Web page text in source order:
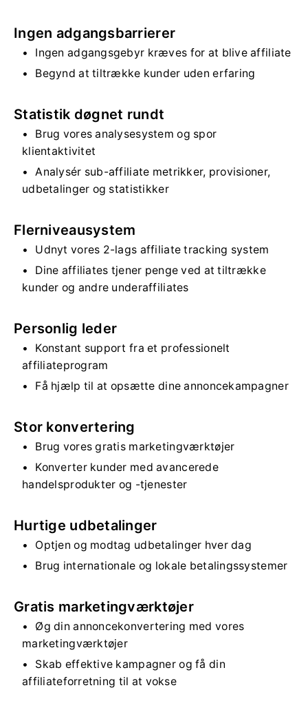
Ingen adgangsbarrierer
Ingen adgangsgebyr kræves for at blive affiliate
Begynd at tiltrække kunder uden erfaring
Statistik døgnet rundt
Brug vores analysesystem og spor
klientaktivitet
Analysér sub-affiliate metrikker, provisioner,
udbetalinger og statistikker
Flerniveausystem
Udnyt vores 2-lags affiliate tracking system
Dine affiliates tjener penge ved at tiltrække
kunder og andre underaffiliates
Personlig leder
Konstant support fra et professionelt
affiliateprogram
Få hjælp til at opsætte dine annoncekampagner
Stor konvertering
Brug vores gratis marketingværktøjer
Konverter kunder med avancerede
handelsprodukter og -tjenester
Hurtige udbetalinger
Optjen og modtag udbetalinger hver dag
Brug internationale og lokale betalingssystemer
Gratis marketingværktøjer
Øg din annoncekonvertering med vores
marketingværktøjer
Skab effektive kampagner og få din
affiliateforretning til at vokse